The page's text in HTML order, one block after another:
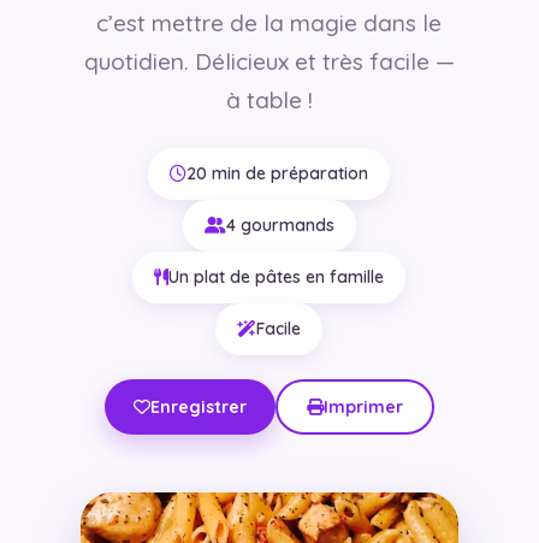
c’est mettre de la magie dans le
quotidien. Délicieux et très facile —
à table !
20 min de préparation
4 gourmands
Un plat de pâtes en famille
Facile
Enregistrer Imprimer